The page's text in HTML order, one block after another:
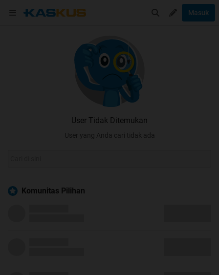
Masuk
User Tidak Ditemukan
User yang Anda cari tidak ada
Komunitas Pilihan